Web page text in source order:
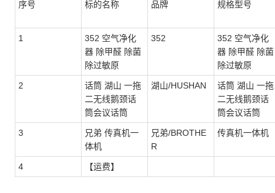
序号 标的名称 品牌 规格型号
1
352 空气净化
器 除甲醛 除菌
除过敏原
352
352 空气净化
器 除甲醛 除菌
除过敏原
2
话筒 湖山 一拖
二无线鹅颈话
筒会议话筒
湖山/HUSHAN
话筒 湖山 一拖
二无线鹅颈话
筒会议话筒
3
兄弟 传真机一
体机
兄弟/BROTHE
R
传真机一体机
4 【运费】